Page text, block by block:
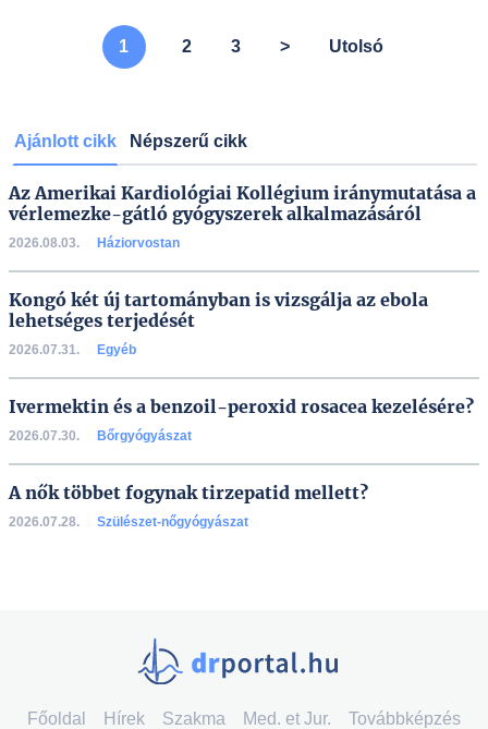
1 2 3 > Utolsó
Ajánlott cikk Népszerű cikk
Az Amerikai Kardiológiai Kollégium iránymutatása a
vérlemezke-gátló gyógyszerek alkalmazásáról
2026.08.03. Háziorvostan
Kongó két új tartományban is vizsgálja az ebola
lehetséges terjedését
2026.07.31. Egyéb
Ivermektin és a benzoil-peroxid rosacea kezelésére?
2026.07.30. Bőrgyógyászat
A nők többet fogynak tirzepatid mellett?
2026.07.28. Szülészet-nőgyógyászat
Főoldal Hírek Szakma Med. et Jur. Továbbképzés